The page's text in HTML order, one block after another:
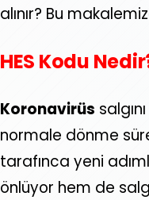
alınır? Bu
HES Kodu
Koronavirüs
normale dönme
tarafınca yeni
önlüyor hem de